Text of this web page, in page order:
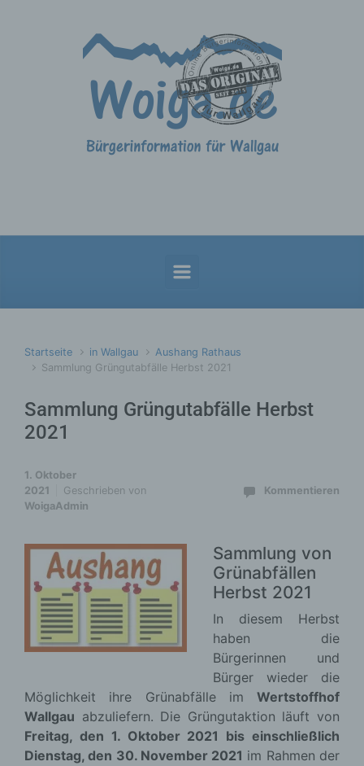
Startseite in Wallgau
Aushang Rathaus
Sammlung Grüngutabfälle Herbst 2021
Sammlung Grüngutabfälle Herbst
2021
1. Oktober
2021
Geschrieben von
WoigaAdmin
Kommentieren
Sammlung von
Grünabfällen
Herbst 2021
In diesem Herbst
haben die
Bürgerinnen und
Bürger wieder die
Möglichkeit ihre Grünabfälle im Wertstoffhof
Wallgau abzuliefern. Die Grüngutaktion läuft von
Freitag, den 1. Oktober 2021 bis einschließlich
Dienstag, den 30. November 2021 im Rahmen der